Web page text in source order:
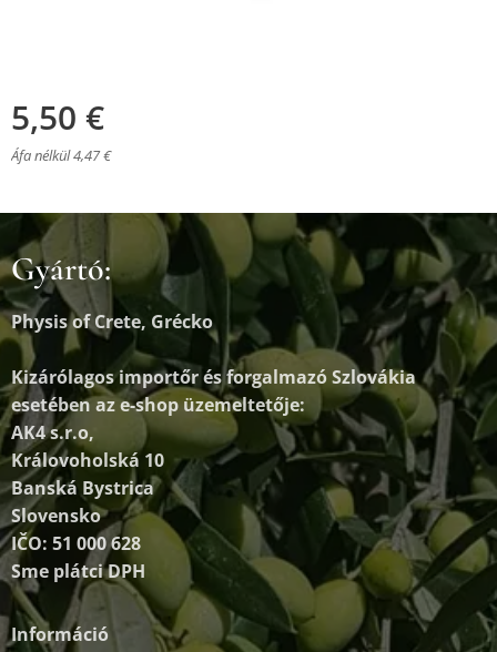
5,50 €
Áfa nélkül 4,47 €
Gyártó:
Physis of Crete, Grécko
Kizárólagos importőr és forgalmazóSzlovákia
esetében az e-shop üzemeltetője:
AK4 s.r.o,
Královoholská 10
Banská Bystrica
Slovensko
IČO: 51 000 628
Sme plátci DPH
Információ